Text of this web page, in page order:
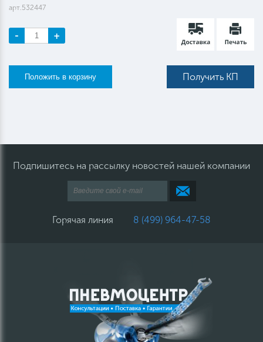
арт.532447
- +
Получить КП
Подпишитесь на рассылку новостей нашей компании
Горячая линия 8 (499) 964-47-58